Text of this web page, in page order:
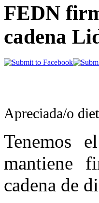
FEDN
cadena
Apreciada/o
Tenemos
mantiene
cadena de